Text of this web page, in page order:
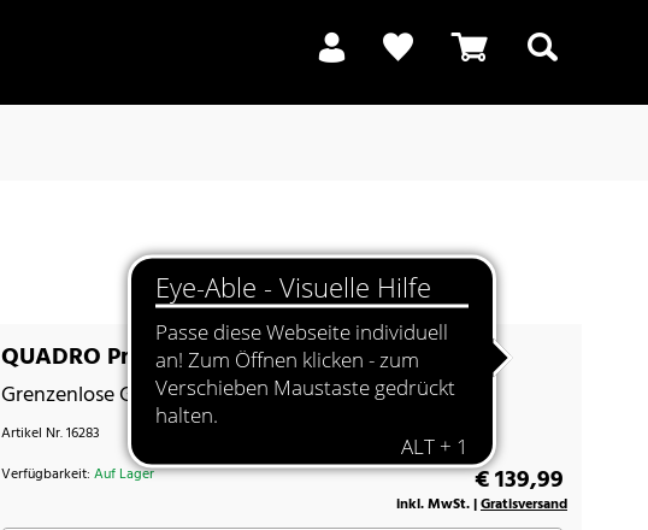
Suchen
QUADRO Premium LS 50 anthrazit metallic
Grenzenlose Gestaltungsfreude
Artikel Nr.16283
Verfügbarkeit:Auf Lager € 139,99
inkl. MwSt. |Gratisversand